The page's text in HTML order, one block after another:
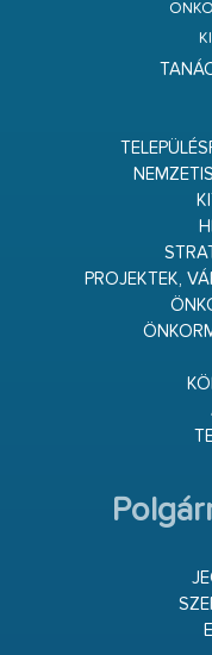
PROJEKTEK,